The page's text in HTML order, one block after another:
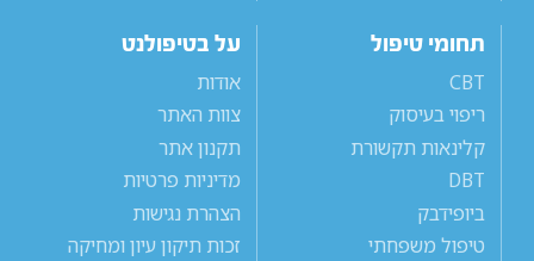
תחומי טיפול
CBT
ריפוי בעיסוק
קלינאות תקשורת
DBT
ביופידבק
טיפול משפחתי
על בטיפולנט
אודות
צוות האתר
תקנון אתר
מדיניות פרטיות
הצהרת נגישות
זכות תיקון עיון ומחיקה